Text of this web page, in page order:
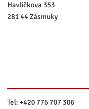
Havlíčkova 353
281 44 Zásmuky
Tel: +420 776 707 306